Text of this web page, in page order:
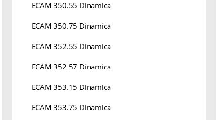
ECAM 350.55 Dinamica
ECAM 350.75 Dinamica
ECAM 352.55 Dinamica
ECAM 352.57 Dinamica
ECAM 353.15 Dinamica
ECAM 353.75 Dinamica